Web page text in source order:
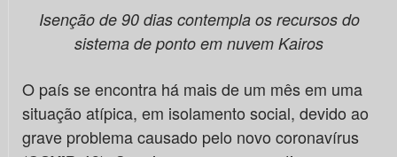
Isenção de 90 dias contempla os recursos do
sistema de ponto em nuvem Kairos
O país se encontra há mais de um mês em uma
situação atípica, em isolamento social, devido ao
grave problema causado pelo novo coronavírus